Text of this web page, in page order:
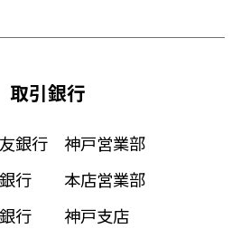
取引銀行
銀行 神戸営業部
銀行 本店営業部
銀行 神戸支店